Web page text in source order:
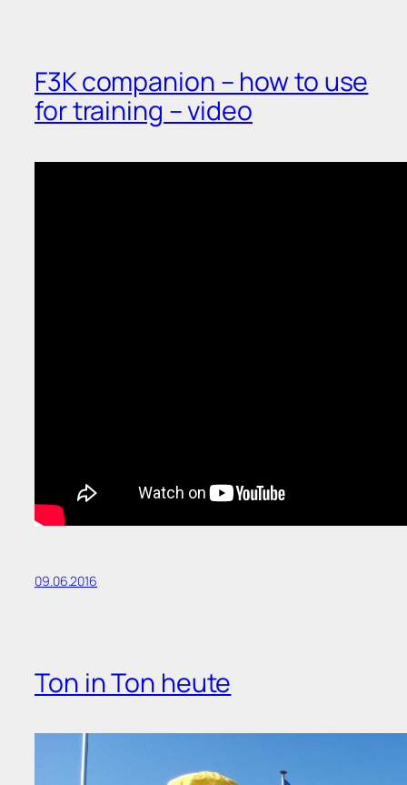
F3K companion – how to use
for training – video
09.06.2016
Ton in Ton heute